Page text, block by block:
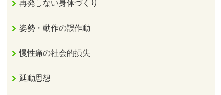
再発しない身体づくり
姿勢・動作の誤作動
慢性痛の社会的損失
延動思想